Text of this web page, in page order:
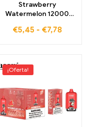
Strawberry
Watermelon 12000
pequeñas cantidades al
€5,45 - €7,78
¡Oferta!